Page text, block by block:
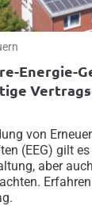
Energie-
von
(EEG) gilt
aber